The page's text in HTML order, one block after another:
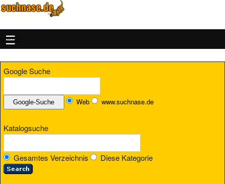
MENU
Google Suche
Web www.suchnase.de
Katalogsuche
Gesamtes Verzeichnis Diese Kategorie